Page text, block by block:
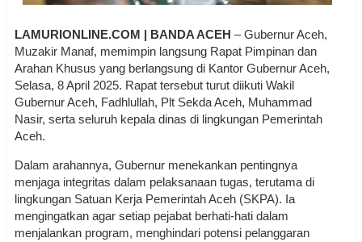
LAMURIONLINE.COM | BANDA ACEH – Gubernur Aceh,
Muzakir Manaf, memimpin langsung Rapat Pimpinan dan
Arahan Khusus yang berlangsung di Kantor Gubernur Aceh,
Selasa, 8 April 2025. Rapat tersebut turut diikuti Wakil
Gubernur Aceh, Fadhlullah, Plt Sekda Aceh, Muhammad
Nasir, serta seluruh kepala dinas di lingkungan Pemerintah
Aceh.
Dalam arahannya, Gubernur menekankan pentingnya
menjaga integritas dalam pelaksanaan tugas, terutama di
lingkungan Satuan Kerja Pemerintah Aceh (SKPA). Ia
mengingatkan agar setiap pejabat berhati-hati dalam
menjalankan program, menghindari potensi pelanggaran